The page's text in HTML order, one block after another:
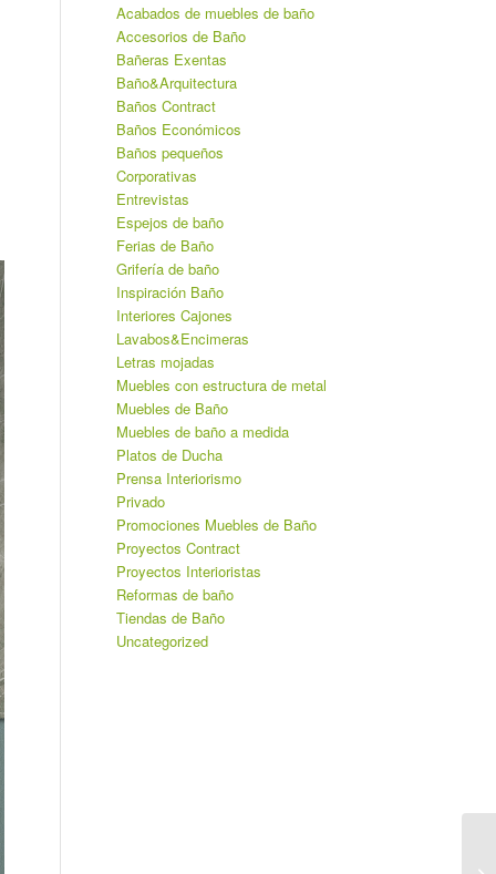
Acabados de muebles de baño
Accesorios de Baño
Bañeras Exentas
Baño&Arquitectura
Baños Contract
Baños Económicos
Baños pequeños
Corporativas
Entrevistas
Espejos de baño
Ferias de Baño
Grifería de baño
Inspiración Baño
Interiores Cajones
Lavabos&Encimeras
Letras mojadas
Muebles con estructura de metal
Muebles de Baño
Muebles de baño a medida
Platos de Ducha
Prensa Interiorismo
Privado
Promociones Muebles de Baño
Proyectos Contract
Proyectos Interioristas
Reformas de baño
Tiendas de Baño
Uncategorized